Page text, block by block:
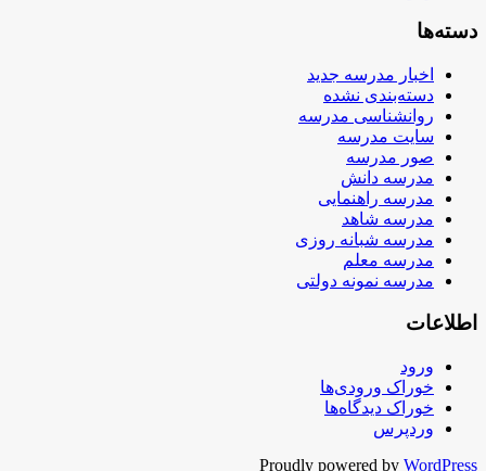
دسته‌ها
اخبار مدرسه جدید
دسته‌بندی نشده
روانشناسی مدرسه
سایت مدرسه
صور مدرسه
مدرسه دانش
مدرسه راهنمایی
مدرسه شاهد
مدرسه شبانه روزی
مدرسه معلم
مدرسه نمونه دولتی
اطلاعات
ورود
خوراک ورودی‌ها
خوراک دیدگاه‌ها
وردپرس
Proudly powered by WordPress